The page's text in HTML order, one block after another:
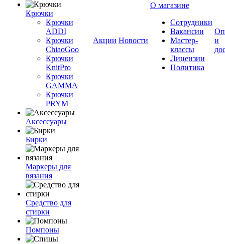
Крючки
Крючки
ADDI
Крючки
ChiaoGoo
Крючки
KnitPro
Крючки
GAMMA
Крючки
PRYM
Аксессуары
Бирки
Маркеры для
вязания
Средство для
стирки
Помпоны
Акции Новости
О магазине
Сотрудники
Вакансии
Мастер-
классы
Лицензии
Политика
и